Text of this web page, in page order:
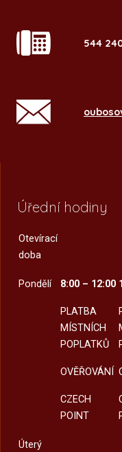
544
Úřední hodiny
Otevírací
doba
Pondělí 8:00 – 12:00
PLATBA
MÍSTNÍCH
POPLATKŮ
OVĚŘOVÁNÍ
CZECH
POINT
Úterý